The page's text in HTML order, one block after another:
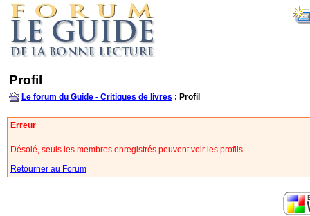
Profil
Le forum du Guide - Critiques de livres : Profil
Erreur
Désolé, seuls les membres enregistrés peuvent voir les profils.
Retourner au Forum